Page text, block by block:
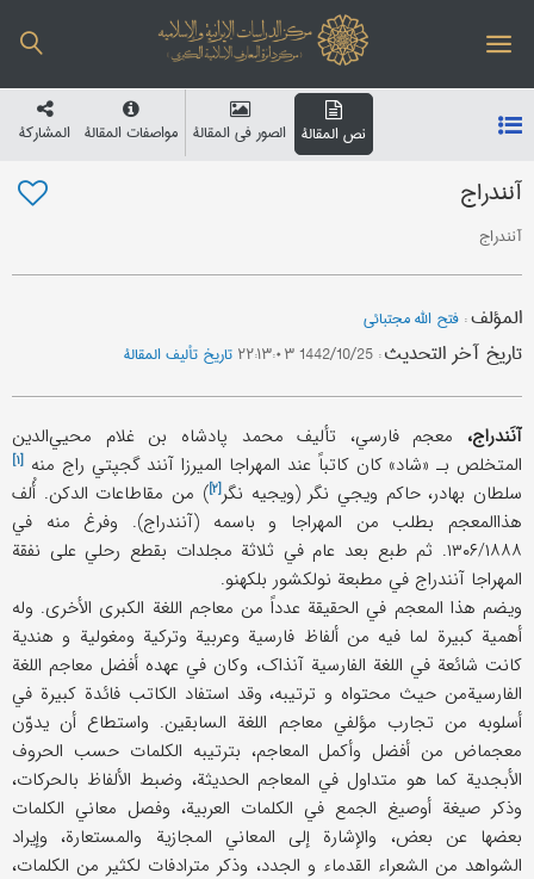
نص المقالة الصور في المقالة مواصفات المقالة المشارکة
آنندراج
آنندراج
المؤلف: فتح الله مجتبائي
تاریخ آخر التحدیث: 1442/10/25 ۲۲:۱۳:۰۳ تاریخ تألیف المقالة
آنَندراج، معجم فارسي، تألیف محمد پادشاه بن غلام محیي‌الدین
المتخلص بـ «شاد» کان کاتباً عند المهراجا المیرزا آنند گجپتي راج منه [۱]
سلطان بهادر، حاکم ویجي نگر (ویجیه نگر[۲] ) من مقاطاعات الدکن. أُلف
هذاالمعجم بطلب من المهراجا و باسمه (آنندراج). وفرغ منه في
۱۳۰۶/۱۸۸۸. ثم طبع بعد عام في ثلاثة مجلدات بقطع رحلي علی نفقة
المهراجا آنندراج في مطبعة نولکشور بلکهنو.
ویضم هذا المعجم في الحقیقة عدداً من معاجم اللغة الکبری الأخری. وله
أهمیة کبیرة لما فیه من ألفاظ فارسیة وعربیة وترکیة ومغولیة و هندیة
کانت شائعة في اللغة الفارسیة آنذاک، وکان في عهده أفضل معاجم اللغة
الفارسیةمن حیث محتواه و ترتیبه، وقد استفاد الکاتب فائدة کبیرة في
أسلوبه من تجارب مؤلفي معاجم اللغة السابقین. واستطاع أن یدوّن
معجماض من أفضل وأکمل المعاجم، بترتیبه الکلمات حسب الحروف
الأبجدیة کما هو متداول في المعاجم الحدیثة، وضبط الألفاظ بالحرکات،
وذکر صیغة أوصیغ الجمع في الکلمات العربیة، وفصل معاني الکلمات
بعضها عن بعض، والإشارة إلی المعاني المجازیة والمستعارة، وإیراد
الشواهد من الشعراء القدماء و الجدد، وذکر مترادفات لکثیر من الکلمات،